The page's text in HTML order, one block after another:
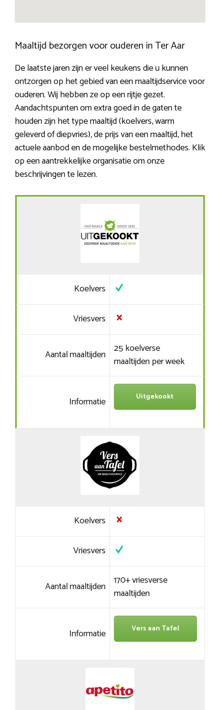
Maaltijd bezorgen voor ouderen in Ter Aar
De laatste jaren zijn er veel keukens die u kunnen
ontzorgen op het gebied van een maaltijdservice voor
ouderen. Wij hebben ze op een rijtje gezet.
Aandachtspunten om extra goed in de gaten te
houden zijn het type maaltijd (koelvers, warm
geleverd of diepvries), de prijs van een maaltijd, het
actuele aanbod en de mogelijke bestelmethodes. Klik
op een aantrekkelijke organisatie om onze
beschrijvingen te lezen.
Koelvers
Vriesvers
Aantal maaltijden 25 koelverse
maaltijden per week
Informatie Uitgekookt
Koelvers
Vriesvers
Aantal maaltijden 170+ vriesverse
maaltijden
Informatie Vers aan Tafel